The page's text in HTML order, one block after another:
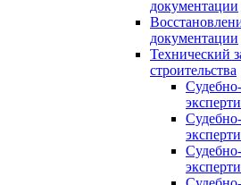
документации
документации
Технический
строительства